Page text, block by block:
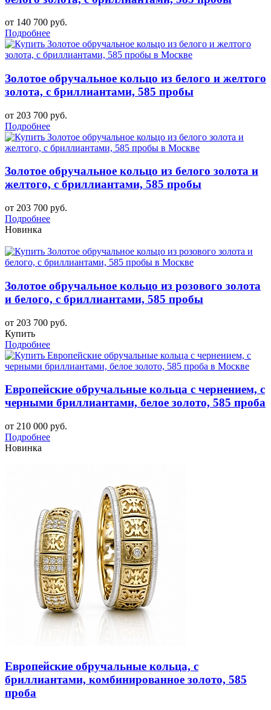
от 140 700 руб.
Подробнее
Золотое обручальное кольцо из белого и желтого
золота, с бриллиантами, 585 пробы
от 203 700 руб.
Подробнее
Золотое обручальное кольцо из белого золота и
желтого, с бриллиантами, 585 пробы
от 203 700 руб.
Подробнее
Новинка
Золотое обручальное кольцо из розового золота
и белого, с бриллиантами, 585 пробы
от 203 700 руб.
Купить
Подробнее
Европейские обручальные кольца с чернением, с
черными бриллиантами, белое золото, 585 проба
от 210 000 руб.
Подробнее
Новинка
Европейские обручальные кольца, с
бриллиантами, комбинированное золото, 585
проба